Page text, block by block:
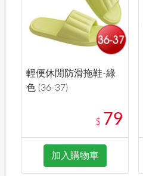
輕便休閒防滑拖鞋-綠
色 (36-37)
$ 79
加入購物車